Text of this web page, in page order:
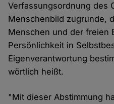
Verfassungsordnung des
Menschenbild zugrunde,
Menschen und der freien
Persönlichkeit in
Eigenverantwortung
wörtlich heißt.
"Mit dieser Abstimmung